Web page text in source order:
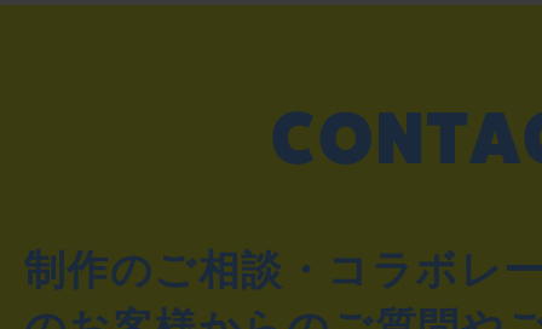
制作のご相談・コラボレ